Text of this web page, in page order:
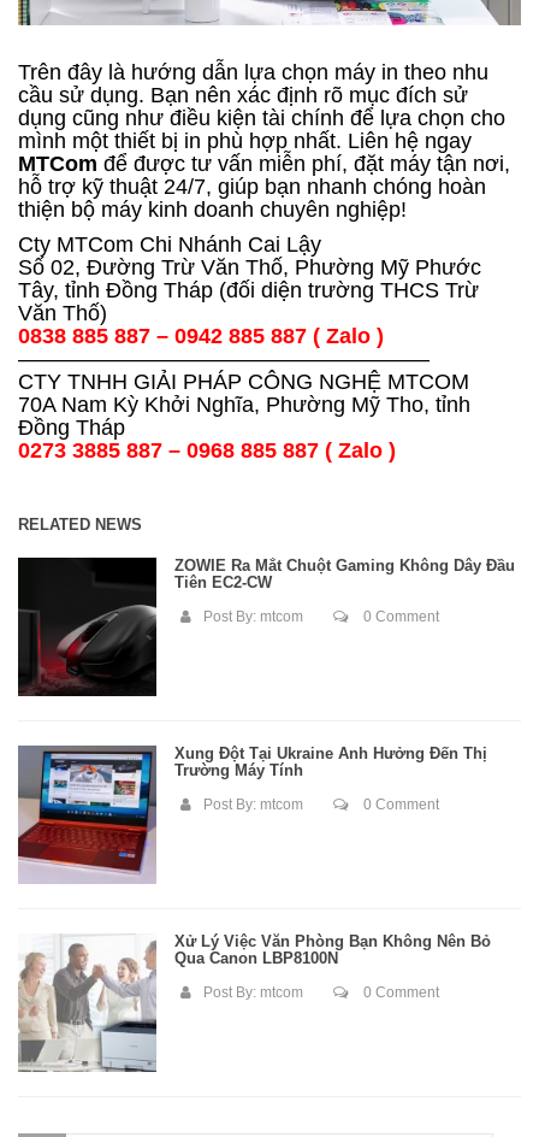
Trên đây là hướng dẫn lựa chọn máy in theo nhu
cầu sử dụng. Bạn nên xác định rõ mục đích sử
dụng cũng như điều kiện tài chính để lựa chọn cho
mình một thiết bị in phù hợp nhất. Liên hệ ngay
MTCom để được tư vấn miễn phí, đặt máy tận nơi,
hỗ trợ kỹ thuật 24/7, giúp bạn nhanh chóng hoàn
thiện bộ máy kinh doanh chuyên nghiệp!
Cty MTCom Chi Nhánh Cai Lậy
Số 02, Đường Trừ Văn Thố, Phường Mỹ Phước
Tây, tỉnh Đồng Tháp (đối diện trường THCS Trừ
Văn Thố)
0838 885 887 – 0942 885 887 ( Zalo )
———————————————————
CTY TNHH GIẢI PHÁP CÔNG NGHỆ MTCOM
70A Nam Kỳ Khởi Nghĩa, Phường Mỹ Tho, tỉnh
Đồng Tháp
0273 3885 887 – 0968 885 887 ( Zalo )
RELATED NEWS
ZOWIE Ra Mắt Chuột Gaming Không Dây Đầu
Tiên EC2-CW
Post By: mtcom 0 Comment
Xung Đột Tại Ukraine Ảnh Hưởng Đến Thị
Trường Máy Tính
Post By: mtcom 0 Comment
Xử Lý Việc Văn Phòng Bạn Không Nên Bỏ
Qua Canon LBP8100N
Post By: mtcom 0 Comment